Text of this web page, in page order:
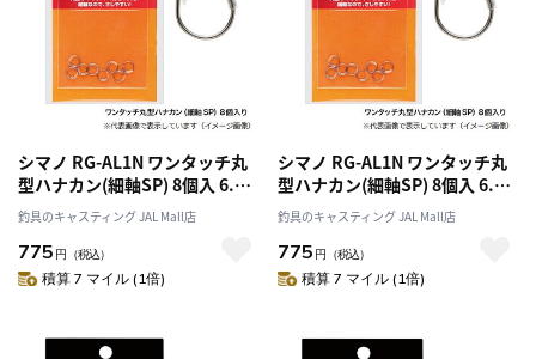
シマノ RG-AL1N ワンタッチ丸
型ハナカン(細軸SP) 8個入 6.0
号
釣具のキャスティング JAL Mall店
775 円 （税込）
積算 7 マイル (1倍)
シマノ RG-AL1N ワンタッチ丸
型ハナカン(細軸SP) 8個入 6.5
号
釣具のキャスティング JAL Mall店
775 円 （税込）
積算 7 マイル (1倍)